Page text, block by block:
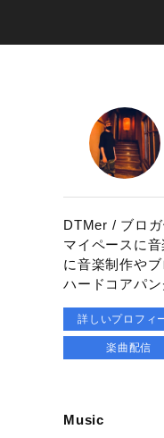
DTMer / ブロ
マイペースに
に音楽制作やブ
ハードコアパン
詳しいプロフィ
楽曲配信
Music